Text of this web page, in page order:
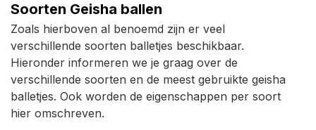
Soorten Geisha ballen
Zoals hierboven al benoemd zijn er veel
verschillende soorten balletjes beschikbaar.
Hieronder informeren we je graag over de
verschillende soorten en de meest gebruikte geisha
balletjes. Ook worden de eigenschappen per soort
hier omschreven.